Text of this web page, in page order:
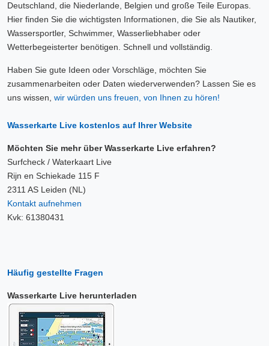
Deutschland, die Niederlande, Belgien und große Teile Europas.
Hier finden Sie die wichtigsten Informationen, die Sie als Nautiker,
Wassersportler, Schwimmer, Wasserliebhaber oder
Wetterbegeisterter benötigen. Schnell und vollständig.
Haben Sie gute Ideen oder Vorschläge, möchten Sie
zusammenarbeiten oder Daten wiederverwenden? Lassen Sie es
uns wissen, wir würden uns freuen, von Ihnen zu hören!
Wasserkarte Live kostenlos auf Ihrer Website
Möchten Sie mehr über Wasserkarte Live erfahren?
Surfcheck / Waterkaart Live
Rijn en Schiekade 115 F
2311 AS Leiden (NL)
Kontakt aufnehmen
Kvk: 61380431
Häufig gestellte Fragen
Wasserkarte Live herunterladen